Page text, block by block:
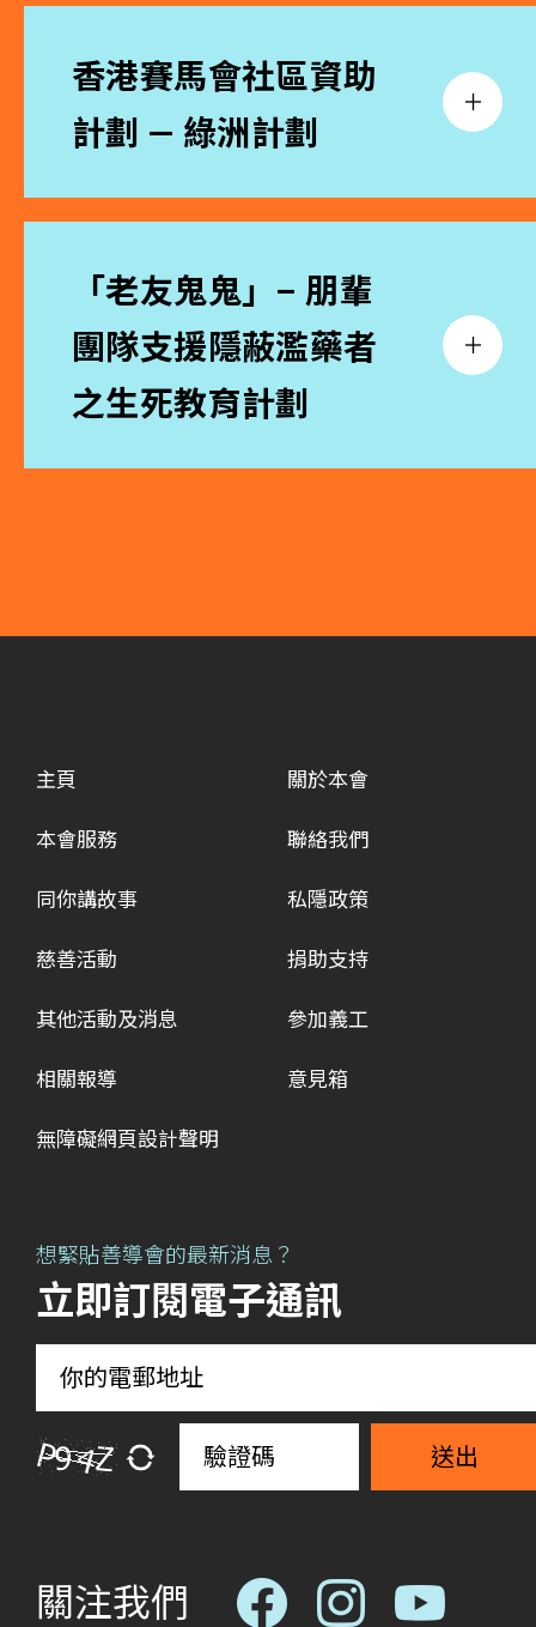
香港賽馬會社區資助
計劃 — 綠洲計劃
「老友鬼鬼」– 朋輩
團隊支援隱蔽濫藥者
之生死教育計劃
主頁
本會服務
同你講故事
慈善活動
其他活動及消息
相關報導
關於本會
聯絡我們
私隱政策
捐助支持
參加義工
意見箱
無障礙網頁設計聲明
想緊貼善導會的最新消息？
立即訂閱電子通訊
送出
關注我們